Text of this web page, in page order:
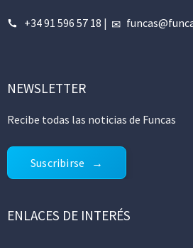
+34 91 596 57 18 |
NEWSLETTER
Recibe todas las noticias de Funcas
Suscribirse
ENLACES DE INTERÉS